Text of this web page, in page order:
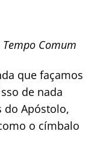
Comum
que façamos
de nada
do Apóstolo,
o címbalo